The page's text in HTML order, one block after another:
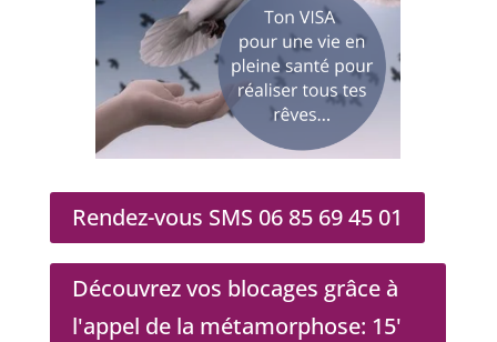
Rendez-vous SMS 06 85 69 45 01
Découvrez vos blocages grâce à
l'appel de la métamorphose: 15'